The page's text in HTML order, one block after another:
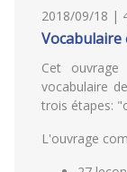
2018/09/18 |
Vocabulaire
Cet
vocabulaire
trois étapes:
L'ouvrage